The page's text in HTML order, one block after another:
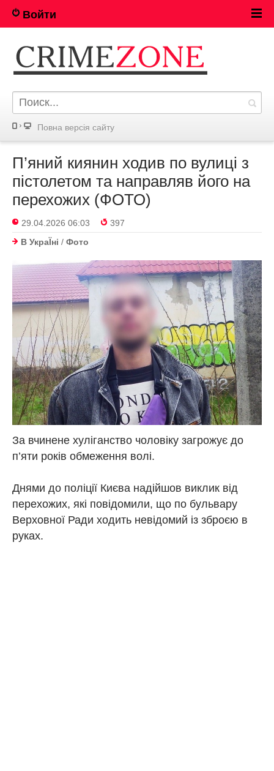
Войти
Повна версія сайту
П’яний киянин ходив по вулиці з
пістолетом та направляв його на
перехожих (ФОТО)
29.04.2026 06:03
397
В УкраЇнi / Фото
За вчинене хуліганство чоловіку загрожує до
п’яти років обмеження волі.
Днями до поліції Києва надійшов виклик від
перехожих, які повідомили, що по бульвару
Верховної Ради ходить невідомий із зброєю в
руках.